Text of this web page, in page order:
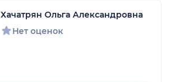
Хачатрян Ольга Александровна
Нет оценок